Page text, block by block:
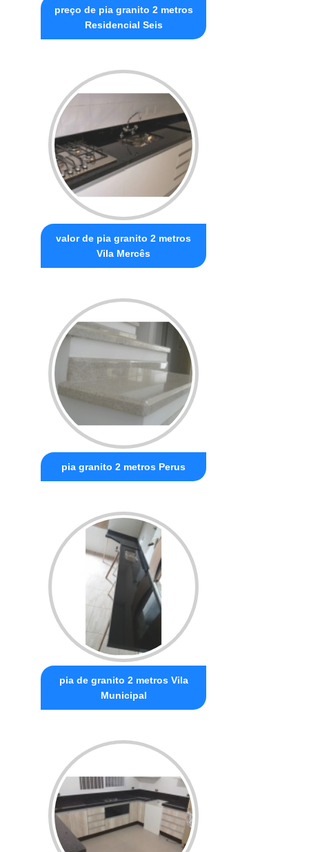
preço de pia granito 2 metros
Residencial Seis
valor de pia granito 2 metros
Vila Mercês
pia granito 2 metros Perus
pia de granito 2 metros Vila
Municipal